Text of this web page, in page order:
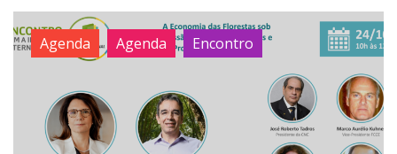
Agenda Agenda Encontro